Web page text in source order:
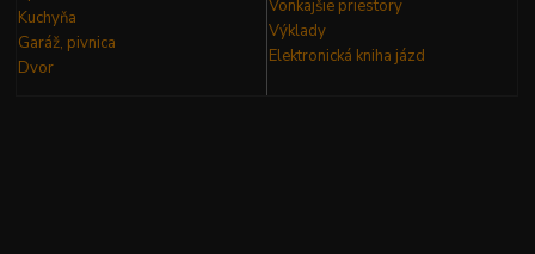
Kuchyňa
Garáž, pivnica
Dvor
Vonkajšie priestory
Výklady
Elektronická kniha jázd